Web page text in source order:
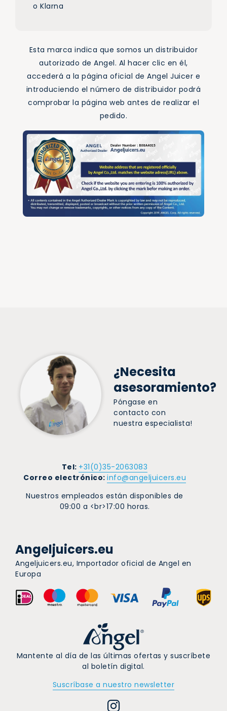
o Klarna
Esta marca indica que somos un distribuidor
autorizado de Angel. Al hacer clic en él,
accederá a la página oficial de Angel Juicer e
introduciendo el número de distribuidor podrá
comprobar la página web antes de realizar el
pedido.
¿Necesita
asesoramiento?
Póngase en
contacto con
nuestra especialista!
Tel: +31(0)35-2063083
Correo electrónico: info@angeljuicers.eu
Nuestros empleados están disponibles de
09:00 a <br>17:00 horas.
Angeljuicers.eu
Angeljuicers.eu, Importador oficial de Angel en
Europa
Mantente al día de las últimas ofertas y suscríbete
al boletín digital.
Suscríbase a nuestro newsletter